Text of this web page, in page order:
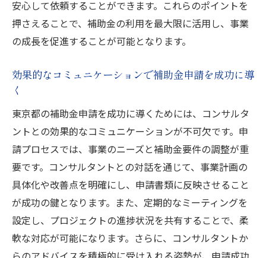
安心して依頼することができます。これらのポイントを
押さえることで、補助金の利用を最大限に活用し、事業
の成長を促進することが可能となります。
効果的なコミュニケーションで補助金申請を成功に導
く
東京都の補助金申請を成功に導くためには、コンサルタ
ントとの効果的なコミュニケーションが不可欠です。申
請プロセスでは、事業のニーズと補助金要件の調整が重
要です。コンサルタントとの対話を通じて、事業計画の
具体化や改善点を明確にし、申請書類に反映させること
が成功の鍵となります。また、定期的なミーティングを
設定し、プロジェクトの進捗状況を共有することで、柔
軟な対応が可能になります。さらに、コンサルタントか